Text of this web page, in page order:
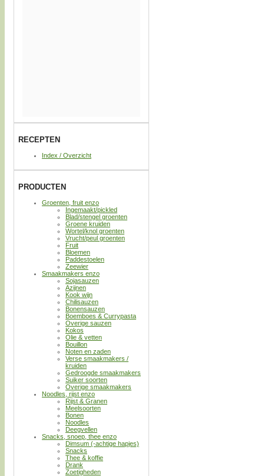
RECEPTEN
Index / Overzicht
PRODUCTEN
Groenten, fruit enzo
Ingemaakt/pickled
Blad/stengel groenten
Groene kruiden
Wortel/knol groenten
Vrucht/peul groenten
Fruit
Bloemen
Paddestoelen
Zeewier
Smaakmakers enzo
Sojasauzen
Azijnen
Kook wijn
Chilisauzen
Bonensauzen
Boemboes & Currypasta
Overige sauzen
Kokos
Olie & vetten
Bouillon
Noten en zaden
Verse smaakmakers /
kruiden
Gedroogde smaakmakers
Suiker soorten
Overige smaakmakers
Noodles, rijst enzo
Rijst & Granen
Meelsoorten
Bonen
Noodles
Deegvellen
Snacks, snoep, thee enzo
Dimsum (-achtige hapjes)
Snacks
Thee & koffie
Drank
Zoetigheden